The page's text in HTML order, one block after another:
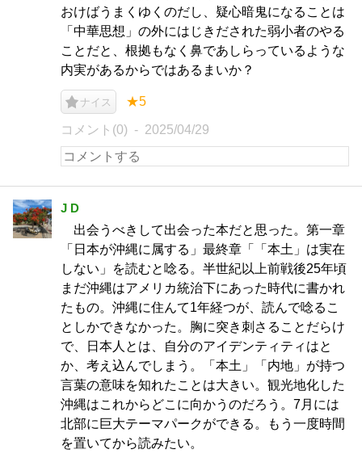
おけばうまくゆくのだし、疑心暗鬼になることは
「中華思想」の外にはじきだされた弱小者のやる
ことだと、根拠もなく鼻であしらっているような
内実があるからではあるまいか？
ナイス ★5
コメント(0) 2025/04/29
J D
出会うべきして出会った本だと思った。第一章
「日本が沖縄に属する」最終章「「本土」は実在
しない」を読むと唸る。半世紀以上前戦後25年頃
まだ沖縄はアメリカ統治下にあった時代に書かれ
たもの。沖縄に住んて1年経つが、読んで唸るこ
としかできなかった。胸に突き刺さることだらけ
で、日本人とは、自分のアイデンティティはと
か、考え込んでしまう。「本土」「内地」が持つ
言葉の意味を知れたことは大きい。観光地化した
沖縄はこれからどこに向かうのだろう。7月には
北部に巨大テーマパークができる。もう一度時間
を置いてから読みたい。